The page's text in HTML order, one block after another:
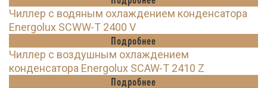
Чиллер с водяным охлаждением конденсатора
Energolux SCWW-T 2400 V
Подробнее
Чиллер с воздушным охлаждением
конденсатора Energolux SCAW-T 2410 Z
Подробнее